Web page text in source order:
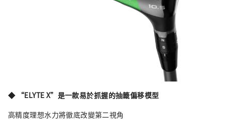
◆ “ELYTE X”是一款易於抓握的抽籤偏移模型
高精度理想水力將徹底改變第二視角